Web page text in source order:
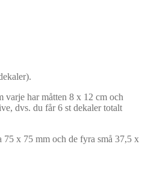
varje har måtten 8 x 12 cm och
dvs. du får 6 st dekaler totalt
75 x 75 mm och de fyra små 37,5 x